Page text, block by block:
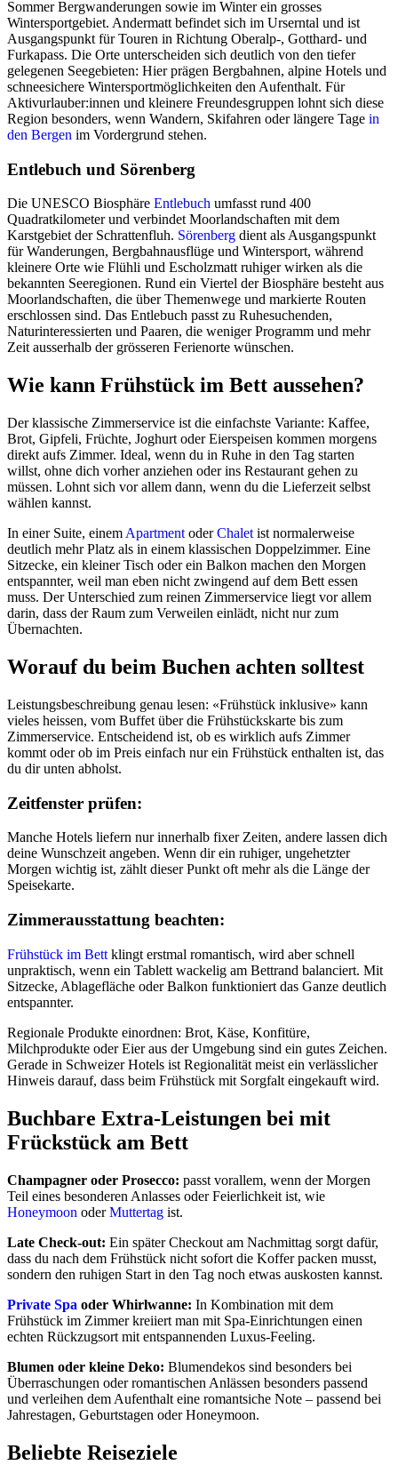
Sommer Bergwanderungen sowie im Winter ein grosses
Wintersportgebiet. Andermatt befindet sich im Urserntal und ist
Ausgangspunkt für Touren in Richtung Oberalp-, Gotthard- und
Furkapass. Die Orte unterscheiden sich deutlich von den tiefer
gelegenen Seegebieten: Hier prägen Bergbahnen, alpine Hotels und
schneesichere Wintersportmöglichkeiten den Aufenthalt. Für
Aktivurlauber:innen und kleinere Freundesgruppen lohnt sich diese
Region besonders, wenn Wandern, Skifahren oder längere Tage in
den Bergen im Vordergrund stehen.
Entlebuch und Sörenberg
Die UNESCO Biosphäre Entlebuch umfasst rund 400
Quadratkilometer und verbindet Moorlandschaften mit dem
Karstgebiet der Schrattenfluh. Sörenberg dient als Ausgangspunkt
für Wanderungen, Bergbahnausflüge und Wintersport, während
kleinere Orte wie Flühli und Escholzmatt ruhiger wirken als die
bekannten Seeregionen. Rund ein Viertel der Biosphäre besteht aus
Moorlandschaften, die über Themenwege und markierte Routen
erschlossen sind. Das Entlebuch passt zu Ruhesuchenden,
Naturinteressierten und Paaren, die weniger Programm und mehr
Zeit ausserhalb der grösseren Ferienorte wünschen.
Wie kann Frühstück im Bett aussehen?
Der klassische Zimmerservice ist die einfachste Variante: Kaffee,
Brot, Gipfeli, Früchte, Joghurt oder Eierspeisen kommen morgens
direkt aufs Zimmer. Ideal, wenn du in Ruhe in den Tag starten
willst, ohne dich vorher anziehen oder ins Restaurant gehen zu
müssen. Lohnt sich vor allem dann, wenn du die Lieferzeit selbst
wählen kannst.
In einer Suite, einem Apartment oderChalet ist normalerweise
deutlich mehr Platz als in einem klassischen Doppelzimmer. Eine
Sitzecke, ein kleiner Tisch oder ein Balkon machen den Morgen
entspannter, weil man eben nicht zwingend auf dem Bett essen
muss. Der Unterschied zum reinen Zimmerservice liegt vor allem
darin, dass der Raum zum Verweilen einlädt, nicht nur zum
Übernachten.
Worauf du beim Buchen achten solltest
Leistungsbeschreibung genau lesen: «Frühstück inklusive» kann
vieles heissen, vom Buffet über die Frühstückskarte bis zum
Zimmerservice. Entscheidend ist, ob es wirklich aufs Zimmer
kommt oder ob im Preis einfach nur ein Frühstück enthalten ist, das
du dir unten abholst.
Zeitfenster prüfen:
Manche Hotels liefern nur innerhalb fixer Zeiten, andere lassen dich
deine Wunschzeit angeben. Wenn dir ein ruhiger, ungehetzter
Morgen wichtig ist, zählt dieser Punkt oft mehr als die Länge der
Speisekarte.
Zimmerausstattung beachten:
Frühstück im Bett klingt erstmal romantisch, wird aber schnell
unpraktisch, wenn ein Tablett wackelig am Bettrand balanciert. Mit
Sitzecke, Ablagefläche oder Balkon funktioniert das Ganze deutlich
entspannter.
Regionale Produkte einordnen: Brot, Käse, Konfitüre,
Milchprodukte oder Eier aus der Umgebung sind ein gutes Zeichen.
Gerade in Schweizer Hotels ist Regionalität meist ein verlässlicher
Hinweis darauf, dass beim Frühstück mit Sorgfalt eingekauft wird.
Buchbare Extra-Leistungen bei mit
Frückstück am Bett
Champagner oder Prosecco: passt vorallem, wenn der Morgen
Teil eines besonderen Anlasses oder Feierlichkeit ist, wie
Honeymoon oderMuttertag ist.
Late Check-out: Ein später Checkout am Nachmittag sorgt dafür,
dass du nach dem Frühstück nicht sofort die Koffer packen musst,
sondern den ruhigen Start in den Tag noch etwas auskosten kannst.
Private Spa oder Whirlwanne: In Kombination mit dem
Frühstück im Zimmer kreiiert man mit Spa-Einrichtungen einen
echten Rückzugsort mit entspannenden Luxus-Feeling.
Blumen oder kleine Deko: Blumendekos sind besonders bei
Überraschungen oder romantischen Anlässen besonders passend
und verleihen dem Aufenthalt eine romantsiche Note – passend bei
Jahrestagen, Geburtstagen oder Honeymoon.
Beliebte Reiseziele